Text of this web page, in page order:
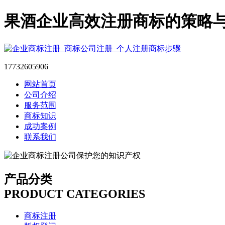
果酒企业高效注册商标的策略
17732605906
网站首页
公司介绍
服务范围
商标知识
成功案例
联系我们
产品分类
PRODUCT CATEGORIES
商标注册